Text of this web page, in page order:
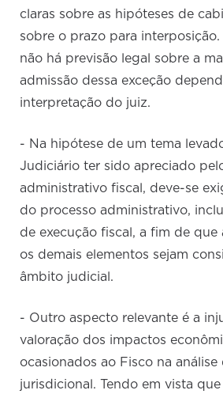
claras sobre as hipóteses de
sobre o prazo para
não há previsão legal sobre a
admissão dessa exceção
interpretação do juiz.
- Na hipótese de um tema
Judiciário ter sido apreciado
administrativo fiscal, deve-se
do processo administrativo,
de execução fiscal, a fim de que
os demais elementos sejam
âmbito judicial.
- Outro aspecto relevante é a
valoração dos impactos
ocasionados ao Fisco na análise
jurisdicional. Tendo em vista